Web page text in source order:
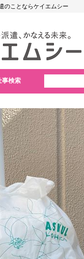
のことならケイエムシー
事検索